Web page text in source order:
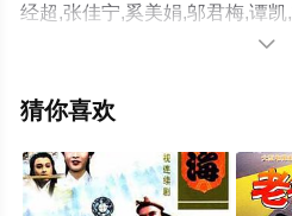
经超,张佳宁,奚美娟,邬君梅,谭
涛,杜志国,冯雷,汤镇宗,王双宝,
艺家,王铂清,高大伟,王小伟,丁志
看高清无删减完整版电视剧全
情信息可移步至豆瓣电视剧、

猜你喜欢